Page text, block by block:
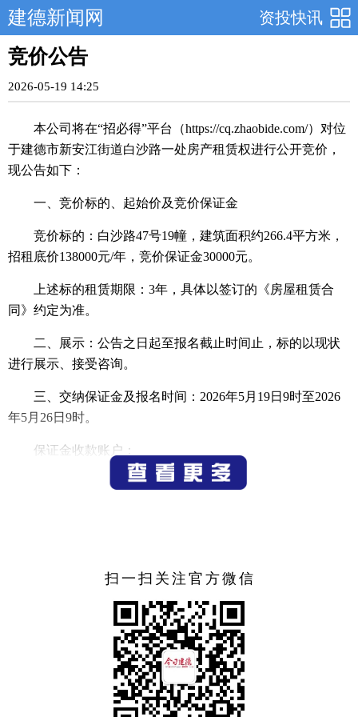
资投快讯
建德新闻网
竞价公告
2026-05-19 14:25
本公司将在“招必得”平台（https://cq.zhaobide.com/）对位
于建德市新安江街道白沙路一处房产租赁权进行公开竞价，
现公告如下：
一、竞价标的、起始价及竞价保证金
竞价标的：白沙路47号19幢，建筑面积约266.4平方米，
招租底价138000元/年，竞价保证金30000元。
上述标的租赁期限：3年，具体以签订的《房屋租赁合
同》约定为准。
二、展示：公告之日起至报名截止时间止，标的以现状
进行展示、接受咨询。
三、交纳保证金及报名时间：2026年5月19日9时至2026
年5月26日9时。
保证金收款账户：
户名：建德市行政审批服务管理办公室产权类；
账号：201000391558604000002
保证金只允许用户名和竞买人一致的银行账号转账支
付，有意竞买人须在报名截止时间前在“招必得”平台自行提
交报名材料，完成注册和网上报名。报名多个标项的，保证
金须按标项分笔缴纳，不得叠加。
四、竞价时间：由自由竞价时间和延时竞价时间组成。
扫一扫关注官方微信